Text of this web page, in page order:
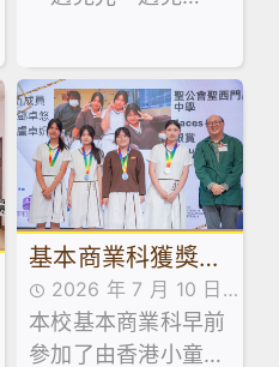
中透過遊戲、敬拜、
信息分享認識主愛。
基本商業科獲獎消
息2026 年 7 月 10 日
學生成就
本校基本商業科早前
參加了由香港小童群